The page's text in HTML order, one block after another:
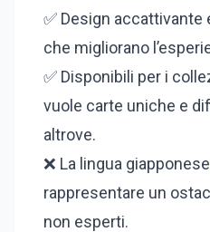
✅ Design accattivante
che migliorano
✅ Disponibili per i
vuole carte uniche e
altrove.
❌ La lingua
rappresentare un
non esperti.